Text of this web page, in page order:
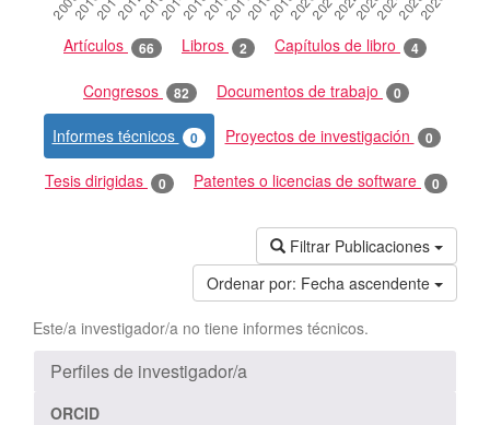
Artículos 66 Libros 2 Capítulos de libro 4
Congresos 82 Documentos de trabajo 0
Informes técnicos 0 Proyectos de investigación 0
Tesis dirigidas 0 Patentes o licencias de software 0
Filtrar Publicaciones
Ordenar por: Fecha ascendente
Este/a investigador/a no tiene informes técnicos.
Perfiles de investigador/a
ORCID